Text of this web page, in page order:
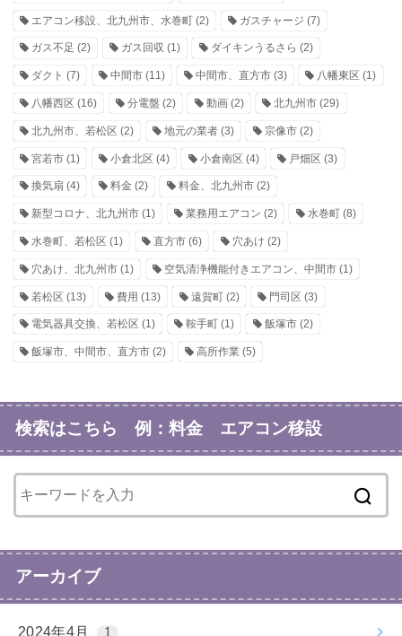
エアコン移設、北九州市、水巻町 (2) ガスチャージ (7)
ガス不足 (2) ガス回収 (1) ダイキンうるさら (2)
ダクト (7) 中間市(11) 中間市、直方市(3) 八幡東区 (1)
八幡西区 (16) 分電盤 (2) 動画(2) 北九州市 (29)
北九州市、若松区 (2) 地元の業者(3) 宗像市(2)
宮若市 (1) 小倉北区 (4) 小倉南区 (4) 戸畑区 (3)
換気扇 (4) 料金 (2) 料金、北九州市(2)
新型コロナ、北九州市 (1) 業務用エアコン (2) 水巻町(8)
水巻町、若松区 (1) 直方市(6) 穴あけ (2)
穴あけ、北九州市 (1) 空気清浄機能付きエアコン、中間市(1)
若松区 (13) 費用 (13) 遠賀町(2) 門司区 (3)
電気器具交換、若松区 (1) 鞍手町(1) 飯塚市(2)
飯塚市、中間市、直方市 (2) 高所作業(5)
検索はこちら 例：料金 エアコン移設
アーカイブ
2024年4月 1